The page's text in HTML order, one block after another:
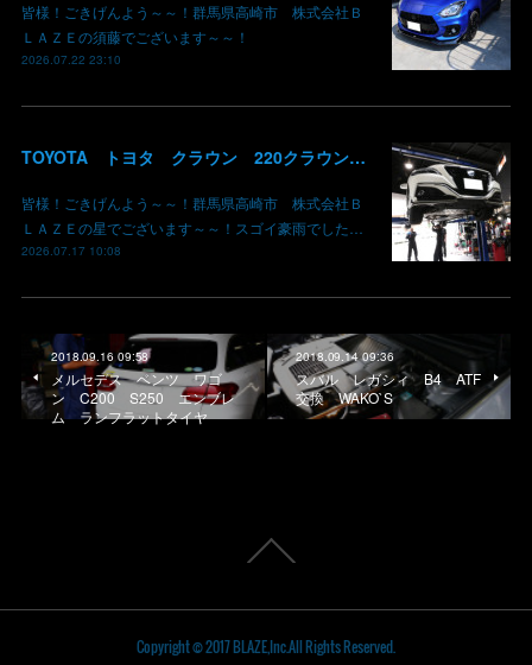
皆様！ごきげんよう～～！群馬県高崎市 株式会社Ｂ
ＬＡＺＥの須藤でございます～～！
2026.07.22 23:10
TOYOTA トヨタ クラウン 220クラウン 持ち込みマフラー交換 群馬県高崎市 株式会社BLAZE
皆様！ごきげんよう～～！群馬県高崎市 株式会社Ｂ
ＬＡＺＥの星でございます～～！スゴイ豪雨でした…
2026.07.17 10:08
2018.09.16 09:58
メルセデス ベンツ ワゴ
ン C200 S250 エンブレ
ム ランフラットタイヤ
2018.09.14 09:36
スバル レガシィ B4 ATF
交換 WAKO`S
Copyright © 2017 BLAZE,Inc.All Rights Reserved.